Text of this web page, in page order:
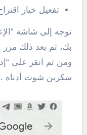
تفعيل خيار
توجه إلى شاشة
ومن ثم انقر على
سكرين شوت أدناه .